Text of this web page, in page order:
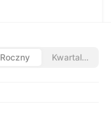
Roczny Kwartalny